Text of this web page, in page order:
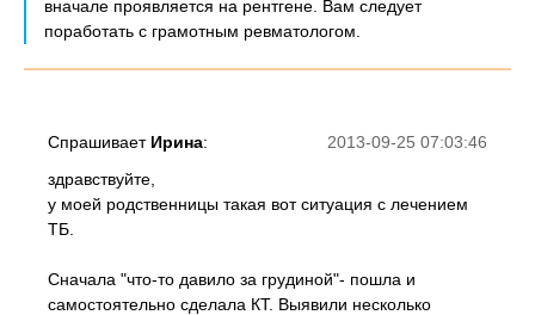
вначале проявляется на рентгене. Вам следует
поработать с грамотным ревматологом.
2013-09-25 07:03:46
Спрашивает Ирина:
здравствуйте,
у моей родственницы такая вот ситуация с лечением
ТБ.
Сначала "что-то давило за грудиной"- пошла и
самостоятельно сделала КТ. Выявили несколько